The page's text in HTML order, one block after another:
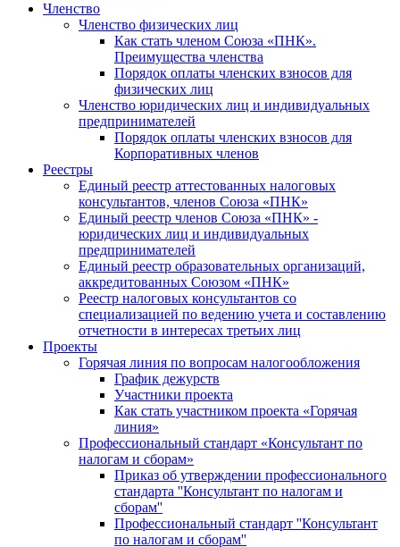
Членство
Членство физических лиц
Как стать членом Союза «ПНК».
Преимущества членства
Порядок оплаты членских взносов для
физических лиц
Членство юридических лиц и индивидуальных
предпринимателей
Порядок оплаты членских взносов для
Корпоративных членов
Реестры
Единый реестр аттестованных налоговых
консультантов, членов Союза «ПНК»
Единый реестр членов Союза «ПНК» -
юридических лиц и индивидуальных
предпринимателей
Единый реестр образовательных организаций,
аккредитованных Союзом «ПНК»
Реестр налоговых консультантов со
специализацией по ведению учета и составлению
отчетности в интересах третьих лиц
Проекты
Горячая линия по вопросам налогообложения
График дежурств
Участники проекта
Как стать участником проекта «Горячая
линия»
Профессиональный стандарт «Консультант по
налогам и сборам»
Приказ об утверждении профессионального
стандарта ''Консультант по налогам и
сборам''
Профессиональный стандарт ''Консультант
по налогам и сборам''